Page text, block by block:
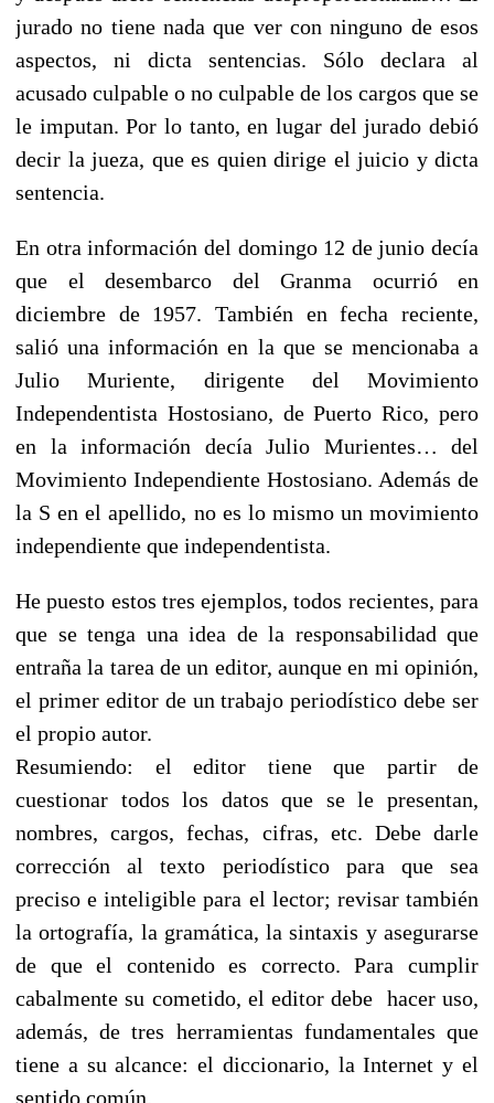
jurado no tiene nada que ver con ninguno de esos
aspectos, ni dicta sentencias. Sólo declara al
acusado culpable o no culpable de los cargos que se
le imputan. Por lo tanto, en lugar del jurado debió
decir la jueza, que es quien dirige el juicio y dicta
sentencia.
En otra información del domingo 12 de junio decía
que el desembarco del Granma ocurrió en
diciembre de 1957. También en fecha reciente,
salió una información en la que se mencionaba a
Julio Muriente, dirigente del Movimiento
Independentista Hostosiano, de Puerto Rico, pero
en la información decía Julio Murientes… del
Movimiento Independiente Hostosiano. Además de
la S en el apellido, no es lo mismo un movimiento
independiente que independentista.
He puesto estos tres ejemplos, todos recientes, para
que se tenga una idea de la responsabilidad que
entraña la tarea de un editor, aunque en mi opinión,
el primer editor de un trabajo periodístico debe ser
el propio autor.
Resumiendo: el editor tiene que partir de
cuestionar todos los datos que se le presentan,
nombres, cargos, fechas, cifras, etc. Debe darle
corrección al texto periodístico para que sea
preciso e inteligible para el lector; revisar también
la ortografía, la gramática, la sintaxis y asegurarse
de que el contenido es correcto. Para cumplir
cabalmente su cometido, el editor debe hacer uso,
además, de tres herramientas fundamentales que
tiene a su alcance: el diccionario, la Internet y el
sentido común.